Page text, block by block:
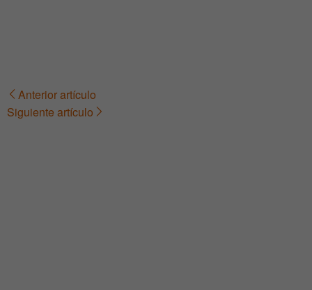
Navegación
Anterior artículo
Siguiente artículo